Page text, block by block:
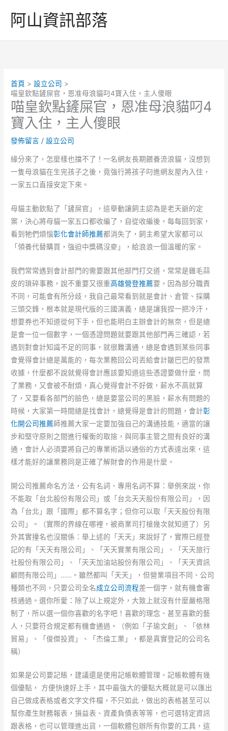
阿山資訊部落
首頁
設立公司
喵皇欽點鏟屎官，恩准母浪貓叼4寶入住，主人傻眼
喵皇欽點鏟屎官，恩准母浪貓叼4
寶入住，主人傻眼
發佈留言 /設立公司
緣分來了，怎麼樣也擋不了！一名網友長期餵養流浪貓，沒想到
一隻母浪貓在生完孩子之後，竟強行將孩子叼進網友屋內入住，
一家五口直接安定下來。
母貓主動欽點了「鏟屎官」，這舉動讓飼主認為是老天爺的定
案，決心將母貓一家五口都收編了，自從收編後，每每回到家，
看到牠們煩惱彰化會計師推薦都消失了，飼主希望大家都可以
「領養代替購買，強迫中獎碼沒麥」，給浪浪一個溫暖的家。
我們常常遇到會計部門的需要跟其他部門打交道，常常是雞毛蒜
皮的瑣碎事務，說不重要又很重高雄營登推薦要，因為部分職責
不同，可能會有所分歧，我自己最常看到就是會計、倉管、採購
三頭交鋒，根本就是現代版的三國演義，總是讓我捏一把冷汗，
想要券也不知道從何下手，但也能明白主辦會計的無奈，但是總
是會一位一個數字，一個憑證問題就要跟其他部門再三確認，若
遇到對會計知識不足的同事，就很難溝通，總是會遇到某些同事
會覺得會計總是萬能的，每次業務回公司丟給會計皺巴巴的發票
收據，什麼都不說就覺得會計應該要知道這些憑證要做什麼，問
了業務，又會被不耐煩，真心覺得會計不好做，薪水不高就算
了，又要看各部門的臉色，總是要當公司的黑臉，薪水有問題的
時候，大家第一時間總是找會計，總覺得是會計的問題，會計彰
化開公司推薦師推薦大家一定要加強自己的溝通技能，適當的讓
步和堅守原則之間進行權衡的取捨，與同事主管之間有良好的溝
通，會計人必須要將自己的專業術語以通俗的方式表達出來，這
樣才能好的讓業務同是正確了解財會的作用是什麼。
開公司推薦命名方法，公有名詞、專用名詞不算：舉例來說，你
不能取「台北股份有限公司」或「台北天天股份有限公司」，因
為「台北」跟「國際」都不算名字；但你可以取「天天股份有限
公司」。（實際的界線在哪裡，被商業司打槍幾次就知道了）另
外其實撞名也沒關係：舉上述的「天天」來說好了，實際已經登
記的有「天天有限公司」、「天天實業有限公司」、「天天旅行
社股份有限公司」、「天天加油站股份有限公司」、「天天資訊
顧問有限公司」……。雖然都叫「天天」，但營業項目不同、公司
種類也不同，只要公司全名成立公司流程差一個字，就有機會審
核通過。選你所愛：除了以上規定外，大致上就沒有什麼嚴格限
制了，所以選一個你喜歡的名字吧！喜歡的理念、甚至喜歡的藝
人，只要符合規定都有機會通過。（例如「子瑜文創」、「依林
貿易」、「俊傑投資」、「杰倫工業」，都是真實登記的公司名
稱）
如果是公司要記賬，建議還是使用記帳軟體管理，記帳軟體有幾
個優點， 方便快速好上手，其中最強大的優點大概就是可以匯出
自己做成表格或者文字文件檔，不只如此，做出的表格甚至可以
幫你產生財務報表，損益表、資產負債表等等，也可選特定資訊
跟表格，也可以管理進出貨，一個軟體包辦所有你要的工具，這